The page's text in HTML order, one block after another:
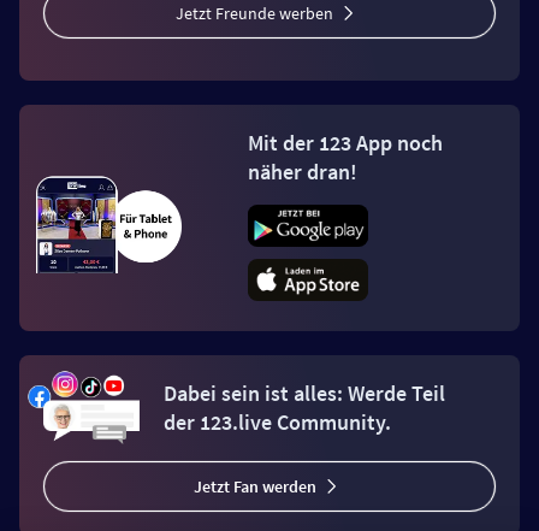
Jetzt Freunde werben
Mit der 123 App noch
näher dran!
Dabei sein ist alles: Werde Teil
der 123.live Community.
Jetzt Fan werden